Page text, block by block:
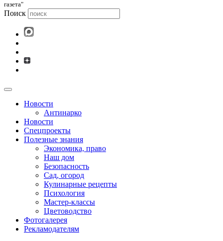
газета"
Поиск
Новости
Антинарко
Новости
Спецпроекты
Полезные знания
Экономика, право
Наш дом
Безопасность
Сад, огород
Кулинарные рецепты
Психология
Мастер-классы
Цветоводство
Фотогалерея
Рекламодателям